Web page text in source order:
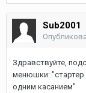
Sub2001
Здравствуйте,
менюшки: "стартер
одним касанием"